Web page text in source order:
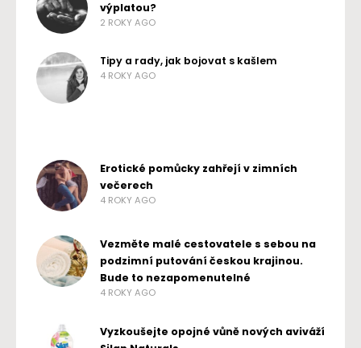
výplatou?
2 ROKY AGO
Tipy a rady, jak bojovat s kašlem
4 ROKY AGO
Erotické pomůcky zahřejí v zimních
večerech
4 ROKY AGO
Vezměte malé cestovatele s sebou na
podzimní putování českou krajinou.
Bude to nezapomenutelné
4 ROKY AGO
Vyzkoušejte opojné vůně nových aviváží